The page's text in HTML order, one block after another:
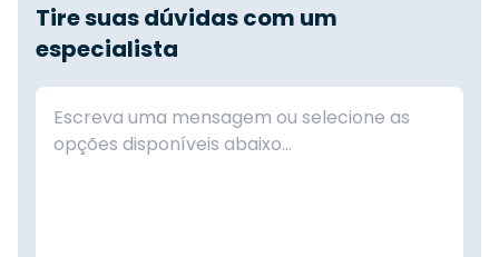
Tire suas dúvidas com um
especialista